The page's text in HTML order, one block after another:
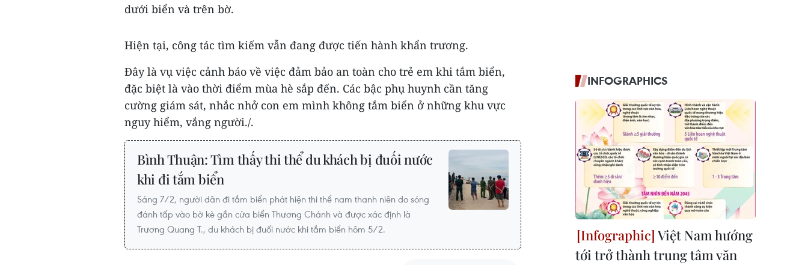
dưới biển và trên bờ.
Hiện tại, công tác tìm kiếm vẫn đang được tiến hành khẩn trương.
Đây là vụ việc cảnh báo về việc đảm bảo an toàn cho trẻ em khi tắm biển,
đặc biệt là vào thời điểm mùa hè sắp đến. Các bậc phụ huynh cần tăng
cường giám sát, nhắc nhở con em mình không tắm biển ở những khu vực
nguy hiểm, vắng người./.
Bình Thuận: Tìm thấy thi thể du khách bị đuối nước
khi đi tắm biển
Sáng 7/2, người dân đi tắm biển phát hiện thi thể nam thanh niên do sóng
đánh tấp vào bờ kè gần cửa biển Thương Chánh và được xác định là
Trương Quang T., du khách bị đuối nước khi tắm biển hôm 5/2.
INFOGRAPHICS
Việt Nam hướng
tới trở thành trung tâm văn